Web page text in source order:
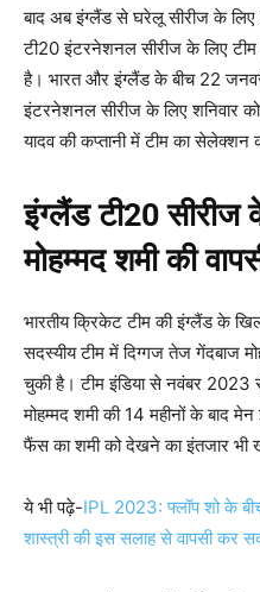
बाद अब इंग्लैंड से घरेलू सीरीज के लिए
टी20 इंटरनेशनल सीरीज के लिए टीम
है। भारत और इंग्लैंड के बीच 22
इंटरनेशनल सीरीज के लिए शनिवार
यादव की कप्तानी में टीम का सेलेक्शन
इंग्लैंड टी20 सीरीज
मोहम्मद शमी की
भारतीय क्रिकेट टीम की इंग्लैंड के
सदस्यीय टीम में दिग्गज तेज गेंदबाज
चुकी है। टीम इंडिया से नवंबर 2023
मोहम्मद शमी की 14 महीनों के बाद
फैंस का शमी को देखने का इंतजार भी
ये भी पढ़े-IPL 2023: फ्लॉप शो के
शास्त्री की इस सलाह से वापसी कर